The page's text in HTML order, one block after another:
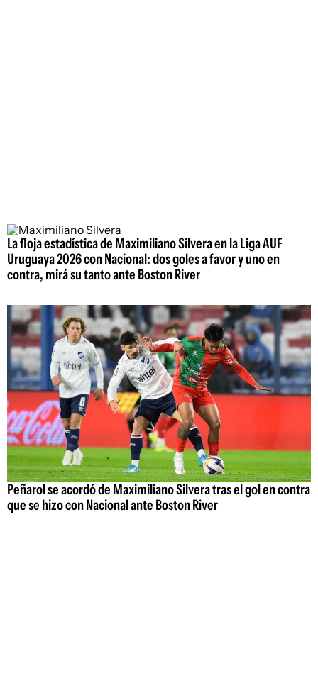
La floja estadística de Maximiliano Silvera en la Liga AUF
Uruguaya 2026 con Nacional: dos goles a favor y uno en
contra, mirá su tanto ante Boston River
Peñarol se acordó de Maximiliano Silvera tras el gol en contra
que se hizo con Nacional ante Boston River